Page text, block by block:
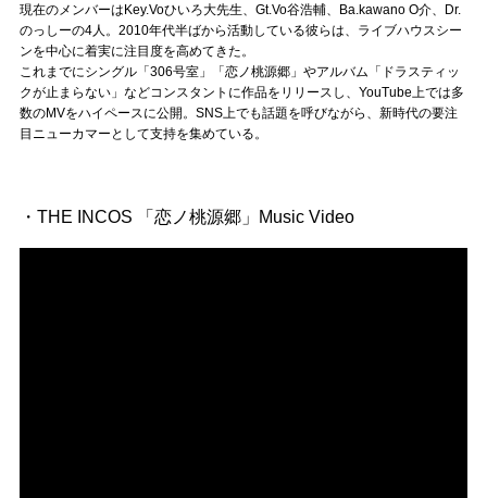
記事リクエスト
ログイン
現在のメンバーはKey.Voひいろ大先生、Gt.Vo谷浩輔、Ba.kawano O介、Dr.
のっしーの4人。2010年代半ばから活動している彼らは、ライブハウスシー
ンを中心に着実に注目度を高めてきた。
これまでにシングル「306号室」「恋ノ桃源郷」やアルバム「ドラスティッ
クが止まらない」などコンスタントに作品をリリースし、YouTube上では多
数のMVをハイペースに公開。SNS上でも話題を呼びながら、新時代の要注
目ニューカマーとして支持を集めている。
・THE INCOS 「恋ノ桃源郷」Music Video